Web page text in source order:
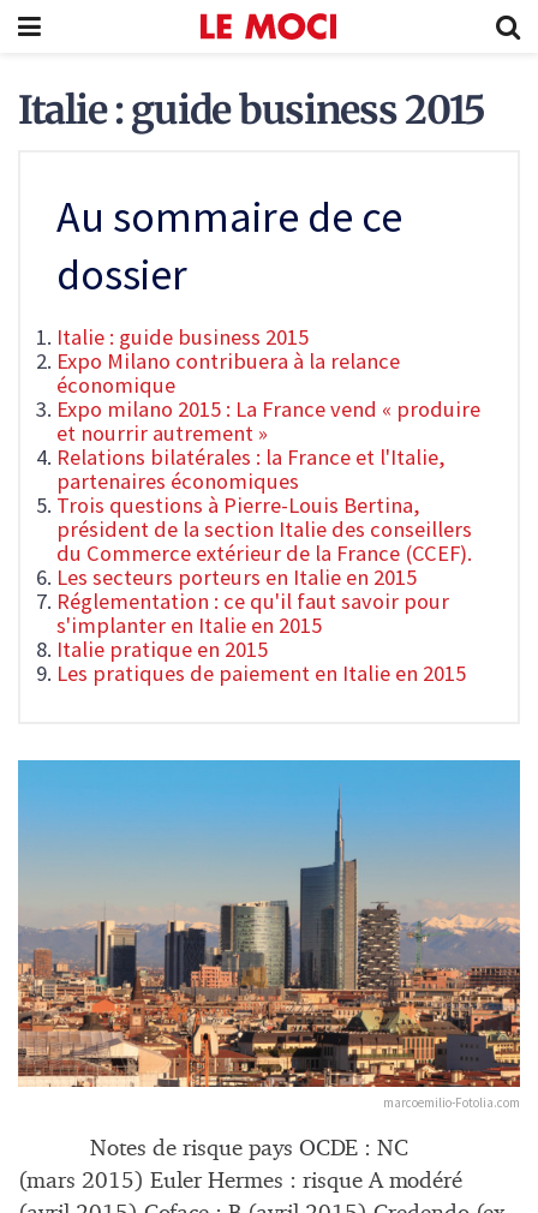
Italie : guide business 2015
Au sommaire de ce
dossier
Italie : guide business 2015
Expo Milano contribuera à la relance
économique
Expo milano 2015 : La France vend « produire
et nourrir autrement »
Relations bilatérales : la France et l'Italie,
partenaires économiques
Trois questions à Pierre-Louis Bertina,
président de la section Italie des conseillers
du Commerce extérieur de la France (CCEF).
Les secteurs porteurs en Italie en 2015
Réglementation : ce qu'il faut savoir pour
s'implanter en Italie en 2015
Italie pratique en 2015
Les pratiques de paiement en Italie en 2015
marcoemilio-Fotolia.com
Notes de risque pays OCDE : NC
(mars 2015) Euler Hermes : risque A modéré